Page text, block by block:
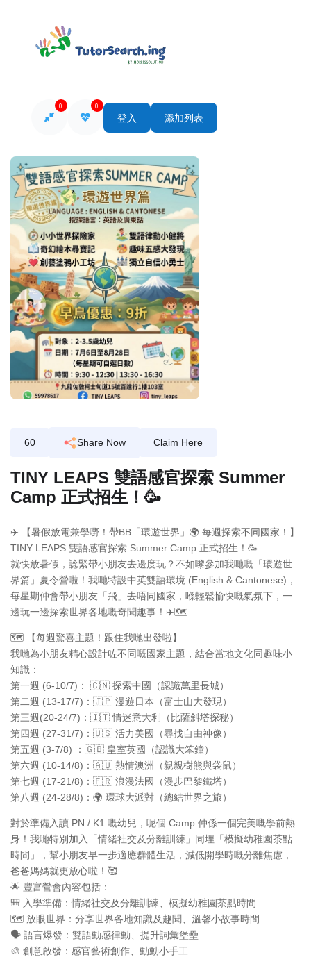
0 0
登入 添加列表
60 Share Now Claim Here
TINY LEAPS 雙語感官探索 Summer
Camp 正式招生！🥳
✈️ 【暑假放電兼學嘢！帶BB「環遊世界」🌍 每週探索不同國家！】
TINY LEAPS 雙語感官探索 Summer Camp 正式招生！🥳
就快放暑假，諗緊帶小朋友去邊度玩？不如嚟參加我哋嘅「環遊世
界篇」夏令營啦！我哋特設中英雙語環境 (English & Cantonese)，
每星期仲會帶小朋友「飛」去唔同國家，喺輕鬆愉快嘅氣氛下，一
邊玩一邊探索世界各地嘅奇聞趣事！✈️🗺️
🗺️ 【每週驚喜主題！跟住我哋出發啦】
我哋為小朋友精心設計咗不同嘅國家主題，結合當地文化同趣味小
知識：
第一週 (6-10/7)： 🇨🇳 探索中國（認識萬里長城）
第二週 (13-17/7)：🇯🇵 漫遊日本（富士山大發現）
第三週(20-24/7)：🇮🇹 情迷意大利（比薩斜塔探秘）
第四週 (27-31/7)：🇺🇸 活力美國（尋找自由神像）
第五週 (3-7/8) ：🇬🇧 皇室英國（認識大笨鐘）
第六週 (10-14/8)：🇦🇺 熱情澳洲（親親樹熊與袋鼠）
第七週 (17-21/8)：🇫🇷 浪漫法國（漫步巴黎鐵塔）
第八週 (24-28/8)：🌍 環球大派對（總結世界之旅）
對於準備入讀 PN / K1 嘅幼兒，呢個 Camp 仲係一個完美嘅學前熱
身！我哋特別加入「情緒社交及分離訓練」同埋「模擬幼稚園茶點
時間」，幫小朋友早一步適應群體生活，減低開學時嘅分離焦慮，
爸爸媽媽就更放心啦！🥰
🌟 豐富營會內容包括：
🎒 入學準備：情緒社交及分離訓練、模擬幼稚園茶點時間
🗺️ 放眼世界：分享世界各地知識及趣聞、溫馨小故事時間
🗣️ 語言爆發：雙語動感律動、提升詞彙堡壘
🎨 創意啟發：感官藝術創作、動動小手工